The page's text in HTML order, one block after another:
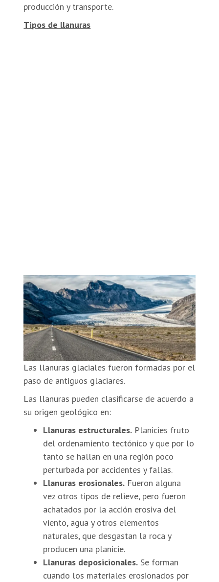
producción y transporte.
Tipos de llanuras
Las llanuras glaciales fueron formadas por el
paso de antiguos glaciares.
Las llanuras pueden clasificarse de acuerdo a
su origen geológico en:
Llanuras estructurales. Planicies fruto
del ordenamiento tectónico y que por lo
tanto se hallan en una región poco
perturbada por accidentes y fallas.
Llanuras erosionales. Fueron alguna
vez otros tipos de relieve, pero fueron
achatados por la acción erosiva del
viento, agua y otros elementos
naturales, que desgastan la roca y
producen una planicie.
Llanuras deposicionales. Se forman
cuando los materiales erosionados por